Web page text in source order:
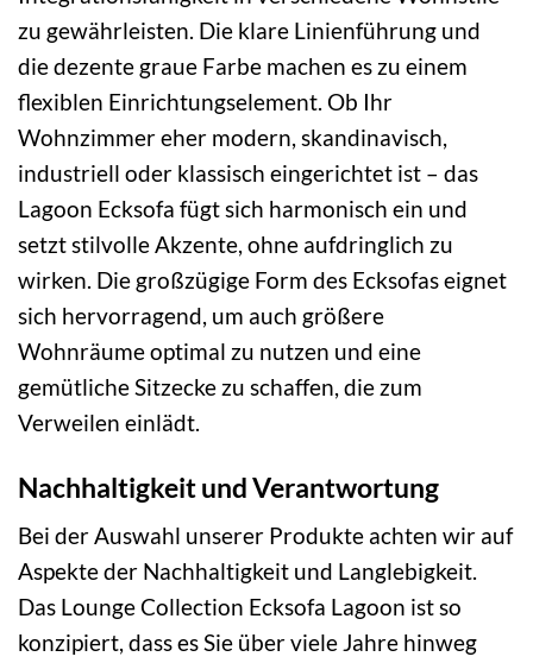
zu gewährleisten. Die klare Linienführung und
die dezente graue Farbe machen es zu einem
flexiblen Einrichtungselement. Ob Ihr
Wohnzimmer eher modern, skandinavisch,
industriell oder klassisch eingerichtet ist – das
Lagoon Ecksofa fügt sich harmonisch ein und
setzt stilvolle Akzente, ohne aufdringlich zu
wirken. Die großzügige Form des Ecksofas eignet
sich hervorragend, um auch größere
Wohnräume optimal zu nutzen und eine
gemütliche Sitzecke zu schaffen, die zum
Verweilen einlädt.
Nachhaltigkeit und Verantwortung
Bei der Auswahl unserer Produkte achten wir auf
Aspekte der Nachhaltigkeit und Langlebigkeit.
Das Lounge Collection Ecksofa Lagoon ist so
konzipiert, dass es Sie über viele Jahre hinweg